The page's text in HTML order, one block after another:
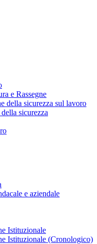
e Rassegne
della sicurezza sul lavoro
sicurezza
e aziendale
Istituzionale
Istituzionale (Cronologico)